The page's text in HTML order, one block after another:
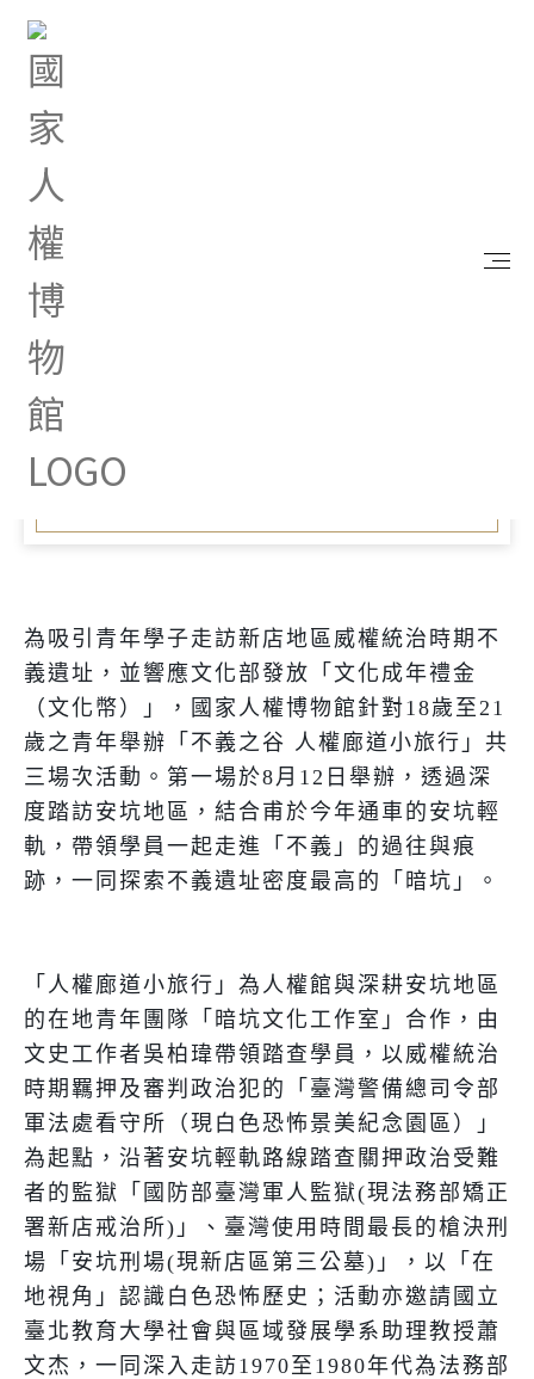
首頁
坑輕軌推出不義遺址踏查活動
Aug 13, 2023 |
不義之谷 人權館結合安坑輕
軌推出不義遺址踏查活動
為吸引青年學子走訪新店地區威權統治時期不
義遺址，並響應文化部發放「文化成年禮金
（文化幣）」，國家人權博物館針對18歲至21
歲之青年舉辦「不義之谷 人權廊道小旅行」共
三場次活動。第一場於8月 12 日舉辦，透過深
度踏訪安坑地區，結合甫於今年通車的安坑輕
軌，帶領學員一起走進「不義」的過往與痕
跡，一同探索不義遺址密度最高的「暗坑」。
「人權廊道小旅行」為人權館與深耕安坑地區
的在地青年團隊「暗坑文化工作室」合作，由
文史工作者吳柏瑋帶領踏查學員，以威權統治
時期羈押及審判政治犯的「臺灣警備總司令部
軍法處看守所（現白色恐怖景美紀念園區）」
為起點，沿著安坑輕軌路線踏查關押政治受難
者的監獄「國防部臺灣軍人監獄(現法務部矯正
署新店戒治所) 」、臺灣使用時間最長的槍決刑
場「安坑刑場(現新店區第三公墓) 」，以「在
地視角」認識白色恐怖歷史；活動亦邀請國立
臺北教育大學社會與區域發展學系助理教授蕭
文杰，一同深入走訪1970至 1980年代為法務部